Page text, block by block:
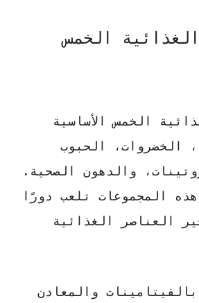
الخمس
الخمس الأساسية
الخضروات، الحبوب
والدهون الصحية.
المجموعات تلعب دورًا
العناصر الغذائية
والمعادن